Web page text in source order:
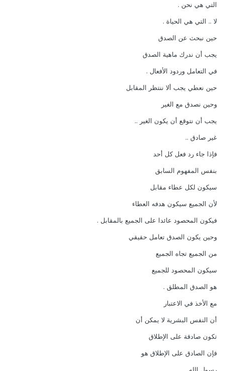
التي هي نحن .
لا .. التي هي الحياة .
حين نبحث عن الصدق
يجب أن ندرك ماهية الصدق
في التعامل وردود الأفعال .
حين نعطي يجب ألا ننتظر المقابل
وحين نصدق مع الغير
يجب أن نتوقع أن يكون الغير ..
غير صادق ..
فإذا جاء رد فعل كل أحد
بنفس المفهوم السابق
سيكون لكل عطاء مقابل
لأن الجميع سيكون هدفه العطاء
فيكون المحصود عائدا على الجميع بالمقابل .
وحين يكون الصدق تعامل حقيقي
من الجميع تجاه الجميع
سيكون المحصود للجميع
هو الصدق المطلق .
مع الأخذ في الاعتبار
أن النفس البشرية لا يمكن أن
تكون صادقة على الإطلاق
فإن الصادق على الإطلاق هو